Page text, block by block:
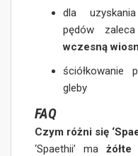
dla
pędów
wczesną
ściółkowanie
gleby
FAQ
Czym różni się
‘Spaethii’ ma